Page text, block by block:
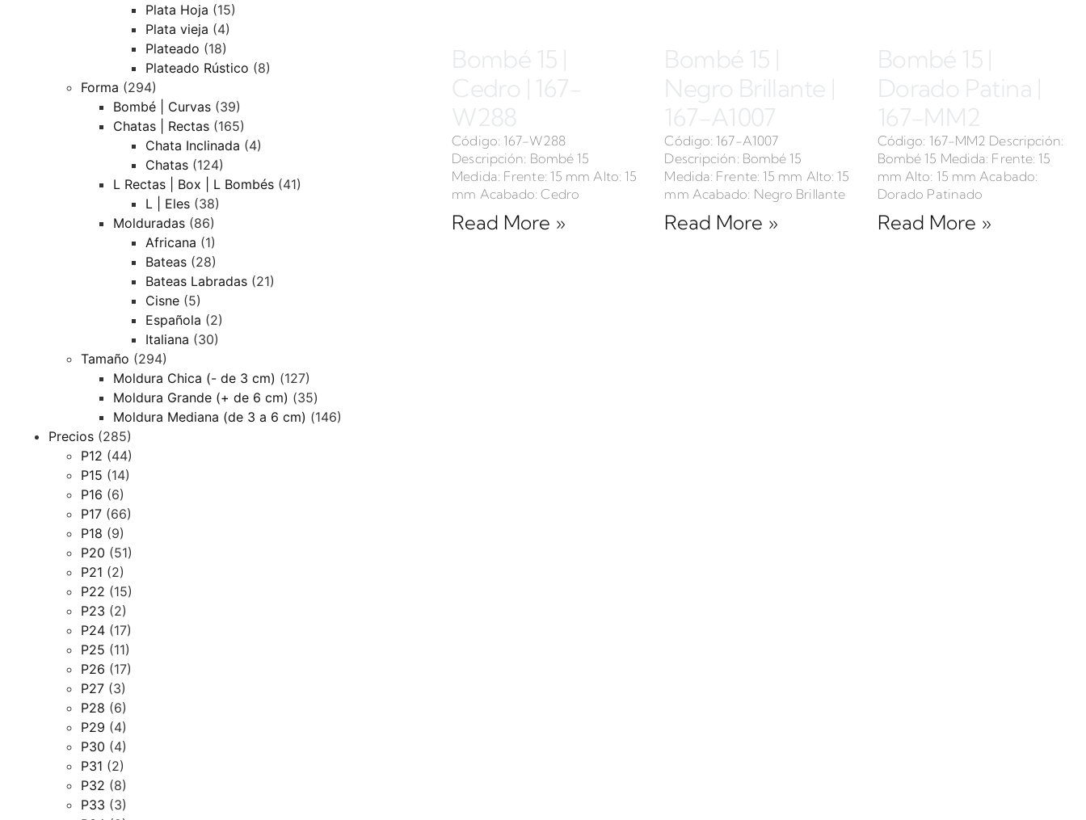
Plata Hoja (15)
Plata vieja (4)
Plateado (18)
Plateado Rústico (8)
Forma (294)
Bombé | Curvas (39)
Chatas | Rectas (165)
Chata Inclinada (4)
Chatas (124)
L Rectas | Box | L Bombés (41)
L | Eles (38)
Molduradas (86)
Africana (1)
Bateas (28)
Bateas Labradas (21)
Cisne (5)
Española (2)
Italiana (30)
Tamaño (294)
Moldura Chica (- de 3 cm) (127)
Moldura Grande (+ de 6 cm) (35)
Moldura Mediana (de 3 a 6 cm) (146)
Precios (285)
P12 (44)
P15 (14)
P16 (6)
P17 (66)
P18 (9)
P20 (51)
P21 (2)
P22 (15)
P23 (2)
P24 (17)
P25 (11)
P26 (17)
P27 (3)
P28 (6)
P29 (4)
P30 (4)
P31 (2)
P32 (8)
P33 (3)
Bombé 15 |
Cedro | 167-
W288
Código: 167-W288
Descripción: Bombé 15
Medida: Frente: 15 mm Alto: 15
mm Acabado: Cedro
Read More »
Bombé 15 |
Negro Brillante |
167-A1007
Código: 167-A1007
Descripción: Bombé 15
Medida: Frente: 15 mm Alto: 15
mm Acabado: Negro Brillante
Read More »
Bombé 15 |
Dorado Patina |
167-MM2
Código: 167-MM2 Descripción:
Bombé 15 Medida: Frente: 15
mm Alto: 15 mm Acabado:
Dorado Patinado
Read More »